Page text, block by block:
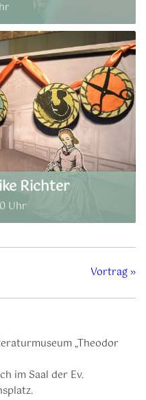
Richter
Uhr
Vortrag»
„Theodor
im Saal der Ev.